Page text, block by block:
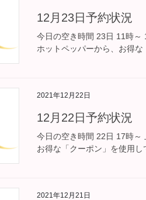
12月23日予約状況
今日の空き時間 23日 11時～
ホットペッパーから、お得な
2021年12月22日
12月22日予約状況
今日の空き時間 22日 17時～
お得な「クーポン」を使用し
2021年12月21日